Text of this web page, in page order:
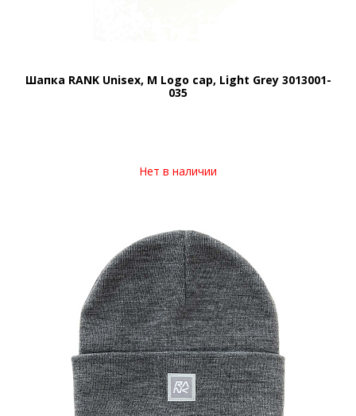
Шапка RANK Unisex, M Logo cap, Light Grey 3013001-
035
Нет в наличии